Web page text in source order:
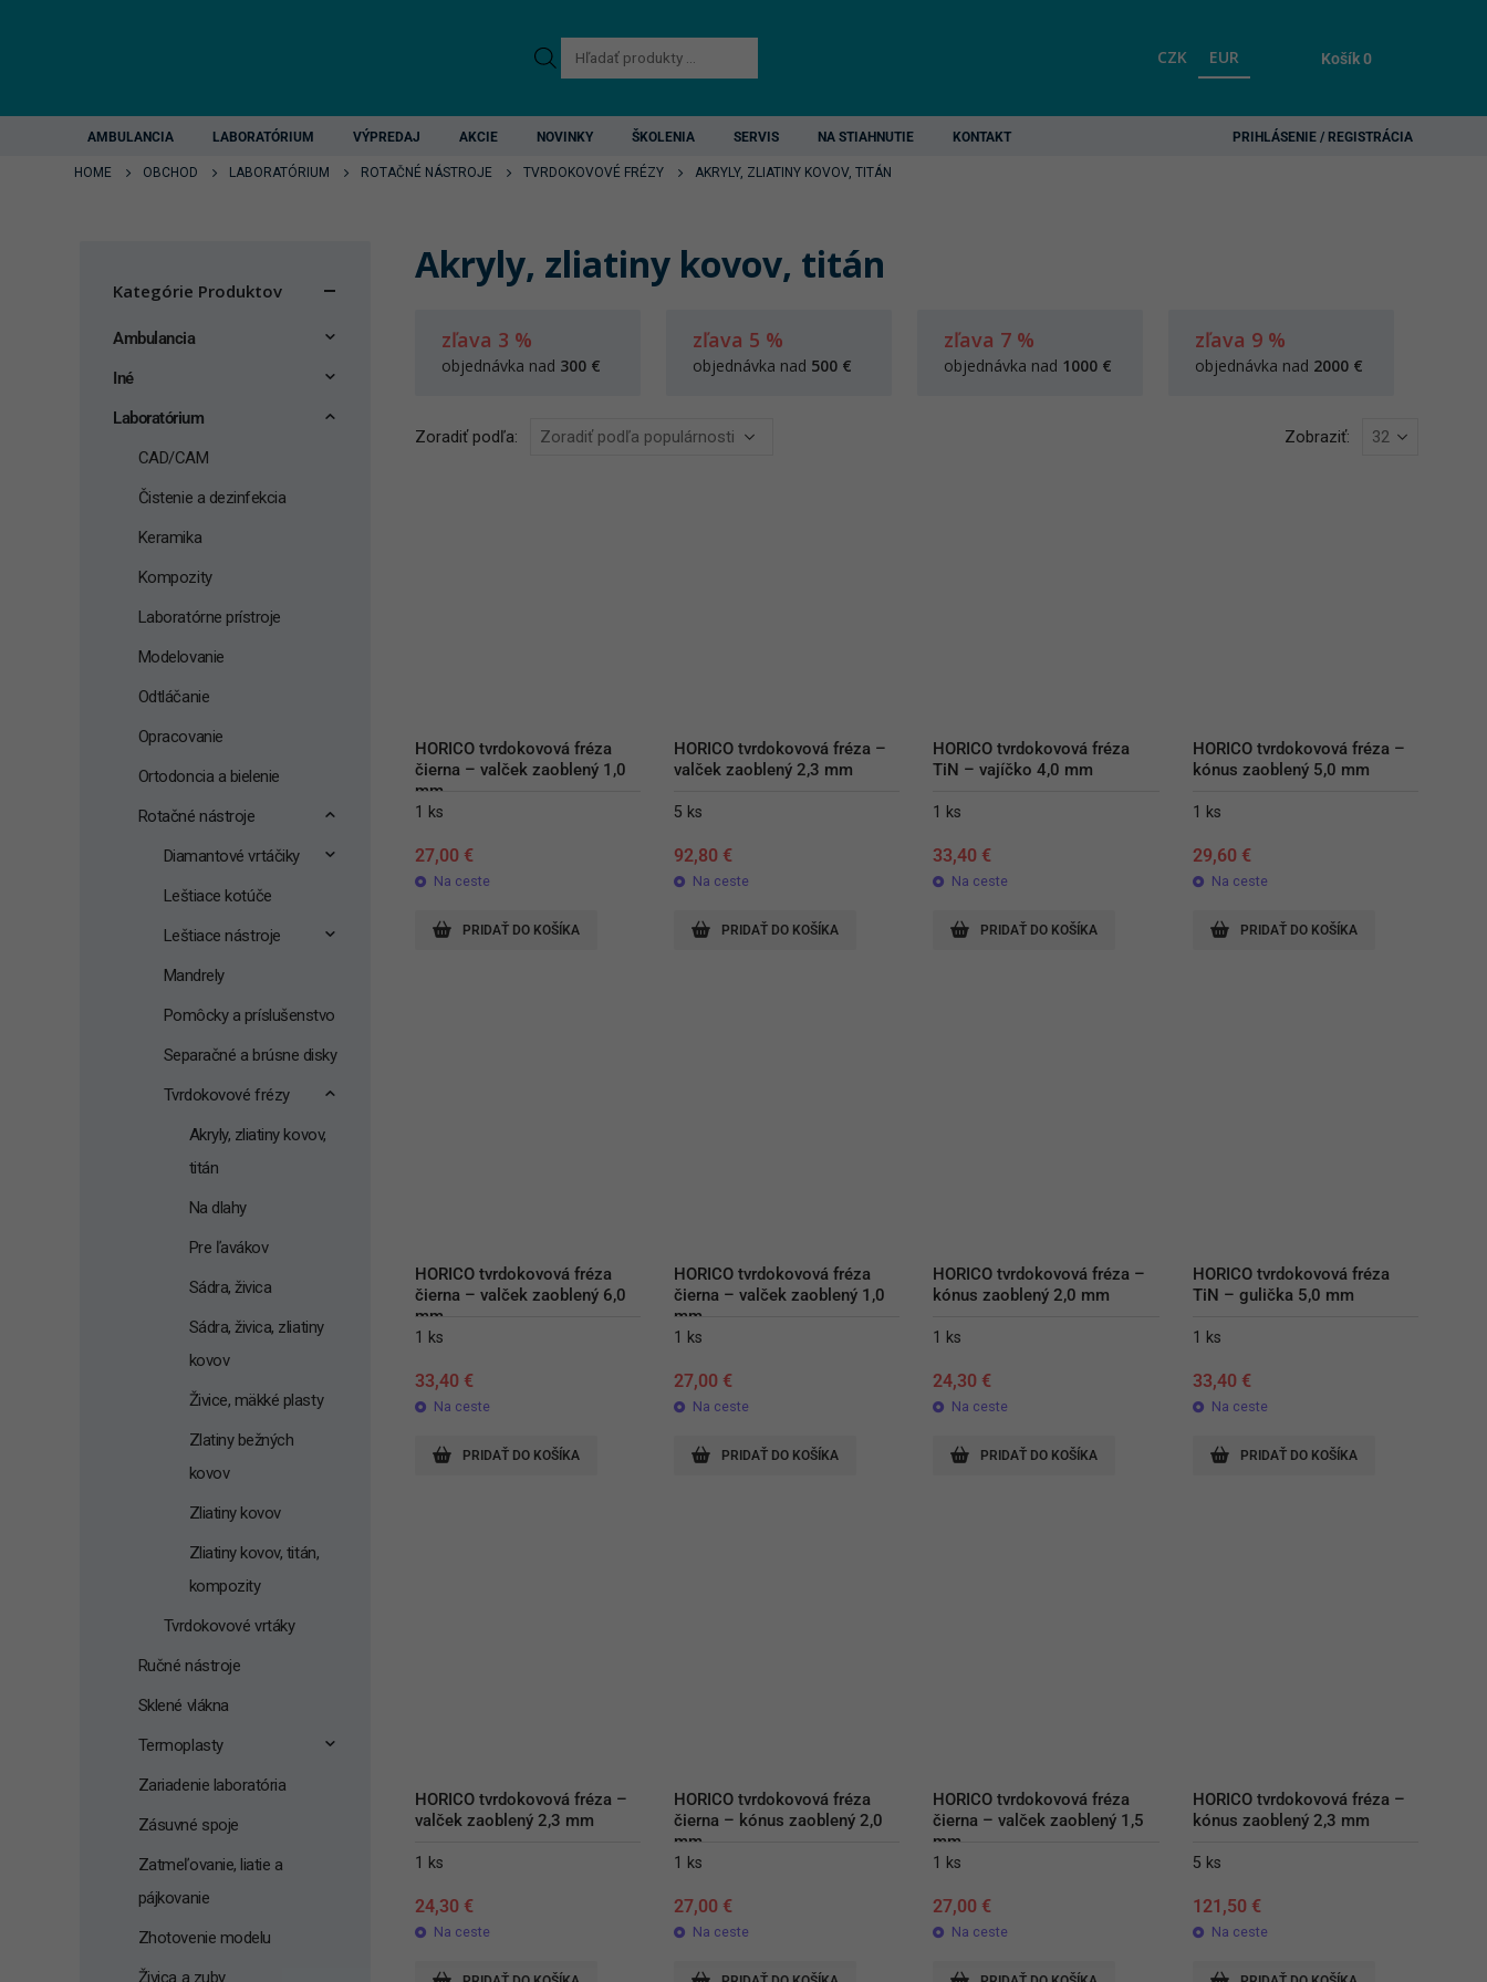
Products
search
CZK EUR Košík0
AMBULANCIA LABORATÓRIUM VÝPREDAJ AKCIE NOVINKY ŠKOLENIA SERVIS NA STIAHNUTIE KONTAKT PRIHLÁSENIE / REGISTRÁCIA
HOME OBCHOD LABORATÓRIUM ROTAČNÉ NÁSTROJE TVRDOKOVOVÉ FRÉZY AKRYLY, ZLIATINY KOVOV, TITÁN
Akryly, zliatiny kovov, titán
zľava 3 %
objednávka nad 300 €
zľava 5 %
objednávka nad 500 €
zľava 7 %
objednávka nad 1000 €
zľava 9 %
objednávka nad 2000 €
Zoradiť podľa: Zobraziť:
HORICO tvrdokovová fréza
čierna – valček zaoblený 1,0
mm
1 ks
27,00 €
Na ceste
PRIDAŤ DO KOŠÍKA
HORICO tvrdokovová fréza –
valček zaoblený 2,3 mm
5 ks
92,80 €
Na ceste
PRIDAŤ DO KOŠÍKA
HORICO tvrdokovová fréza
TiN – vajíčko 4,0 mm
1 ks
33,40 €
Na ceste
PRIDAŤ DO KOŠÍKA
HORICO tvrdokovová fréza –
kónus zaoblený 5,0 mm
1 ks
29,60 €
Na ceste
PRIDAŤ DO KOŠÍKA
HORICO tvrdokovová fréza
čierna – valček zaoblený 6,0
mm
1 ks
33,40 €
Na ceste
PRIDAŤ DO KOŠÍKA
HORICO tvrdokovová fréza
čierna – valček zaoblený 1,0
mm
1 ks
27,00 €
Na ceste
PRIDAŤ DO KOŠÍKA
HORICO tvrdokovová fréza –
kónus zaoblený 2,0 mm
1 ks
24,30 €
Na ceste
PRIDAŤ DO KOŠÍKA
HORICO tvrdokovová fréza
TiN – gulička 5,0 mm
1 ks
33,40 €
Na ceste
PRIDAŤ DO KOŠÍKA
HORICO tvrdokovová fréza –
valček zaoblený 2,3 mm
1 ks
24,30 €
Na ceste
HORICO tvrdokovová fréza
čierna – kónus zaoblený 2,0
mm
1 ks
27,00 €
Na ceste
HORICO tvrdokovová fréza
čierna – valček zaoblený 1,5
mm
1 ks
27,00 €
Na ceste
HORICO tvrdokovová fréza –
kónus zaoblený 2,3 mm
5 ks
121,50 €
Na ceste
Kategórie Produktov
Ambulancia
Iné
Laboratórium
CAD/CAM
Čistenie a dezinfekcia
Keramika
Kompozity
Laboratórne prístroje
Modelovanie
Odtláčanie
Opracovanie
Ortodoncia a bielenie
Rotačné nástroje
Diamantové vrtáčiky
Leštiace kotúče
Leštiace nástroje
Mandrely
Pomôcky a príslušenstvo
Separačné a brúsne disky
Tvrdokovové frézy
Akryly, zliatiny kovov,
titán
Na dlahy
Pre ľavákov
Sádra, živica
Sádra, živica, zliatiny
kovov
Živice, mäkké plasty
Zlatiny bežných
kovov
Zliatiny kovov
Zliatiny kovov, titán,
kompozity
Tvrdokovové vrtáky
Ručné nástroje
Sklené vlákna
Termoplasty
Zariadenie laboratória
Zásuvné spoje
Zatmeľovanie, liatie a
pájkovanie
Zhotovenie modelu
Živica a zuby